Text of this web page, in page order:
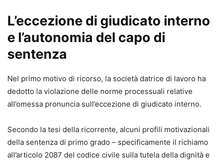
L’eccezione di giudicato interno
e l’autonomia del capo di
sentenza
Nel primo motivo di ricorso, la società datrice di lavoro ha
dedotto la violazione delle norme processuali relative
all’omessa pronuncia sull’eccezione di giudicato interno.
Secondo la tesi della ricorrente, alcuni profili motivazionali
della sentenza di primo grado – specificamente il richiamo
all’articolo 2087 del codice civile sulla tutela della dignità e